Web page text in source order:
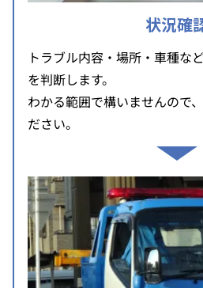
状況確
トラブル内容・場所・車種な
を判断します。
わかる範囲で構いませんので
ださい。